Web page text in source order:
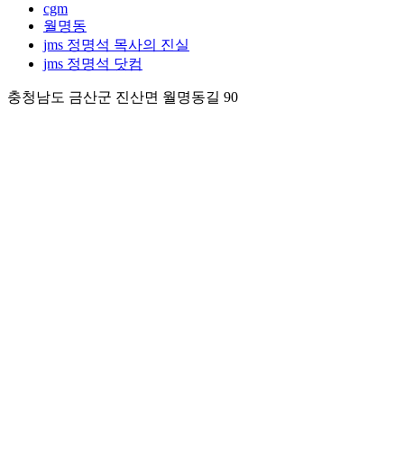
cgm
월명동
jms 정명석 목사의 진실
jms 정명석 닷컴
충청남도 금산군 진산면 월명동길 90